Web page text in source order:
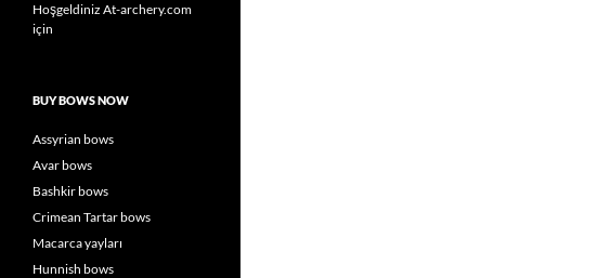
Hoşgeldiniz At-archery.com
için
BUY BOWS NOW
Assyrian bows
Avar bows
Bashkir bows
Crimean Tartar bows
Macarca yayları
Hunnish bows